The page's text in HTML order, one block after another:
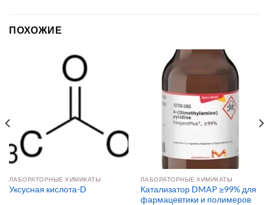
ПОХОЖИЕ
ЛАБОРАТОРНЫЕ ХИМИКАТЫ
Уксусная кислота-D
ЛАБОРАТОРНЫЕ ХИМИКАТЫ
Катализатор DMAP ≥99% для
фармацевтики и полимеров